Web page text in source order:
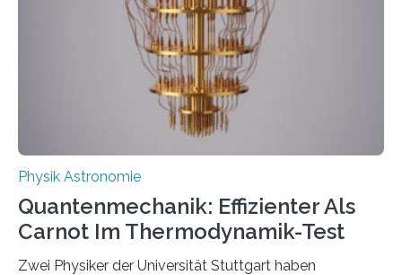
Internationalen Jahr der Quantenwissenschaft und -
technologie ausgerufen hat. Doch nun hat eine
internationale Forschungsgruppe um den
Physik Astronomie
Quantenmechanik: Effizienter Als
Carnot Im Thermodynamik-Test
Zwei Physiker der Universität Stuttgart haben